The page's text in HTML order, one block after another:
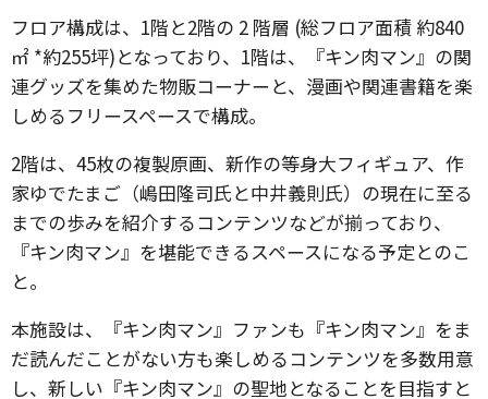
フロア構成は、1階と2階の 2 階層 (総フロア面積 約840
㎡ *約255坪)となっており、1階は、『キン肉マン』の関
連グッズを集めた物販コーナーと、漫画や関連書籍を楽
しめるフリースペースで構成。
2階は、45枚の複製原画、新作の等身大フィギュア、作
家ゆでたまご（嶋田隆司氏と中井義則氏）の現在に至る
までの歩みを紹介するコンテンツなどが揃っており、
『キン肉マン』を堪能できるスペースになる予定とのこ
と。
本施設は、『キン肉マン』ファンも『キン肉マン』をま
だ読んだことがない方も楽しめるコンテンツを多数用意
し、新しい『キン肉マン』の聖地となることを目指すと